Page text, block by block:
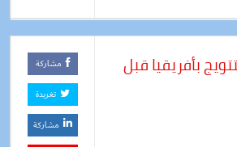
بأفريقيا قبل
مشاركة
تغريدة
مشاركة